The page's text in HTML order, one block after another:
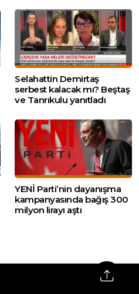
Selahattin Demirtaş
serbest kalacak mı? Beştaş
ve Tanrıkulu yanıtladı
YENİ Parti’nin dayanışma
kampanyasında bağış 300
milyon lirayı aştı